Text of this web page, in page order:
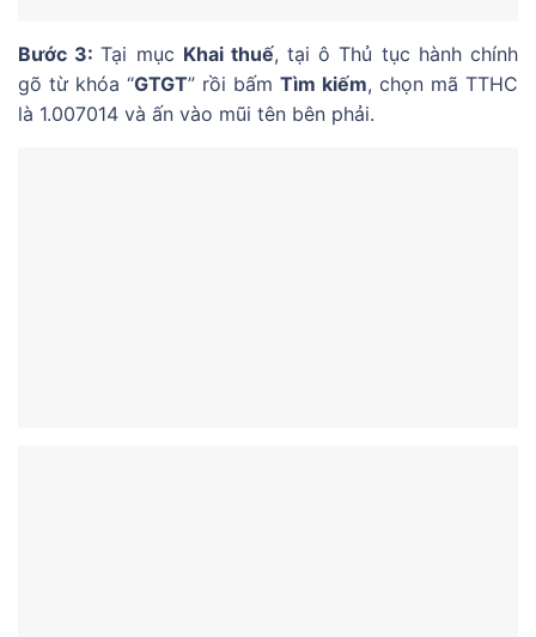
Bước 3:Tại mục Khai thuế, tại ô Thủ tục hành chính
gõ từ khóa “GTGT” rồi bấm Tìm kiếm, chọn mã TTHC
là 1.007014 và ấn vào mũi tên bên phải.